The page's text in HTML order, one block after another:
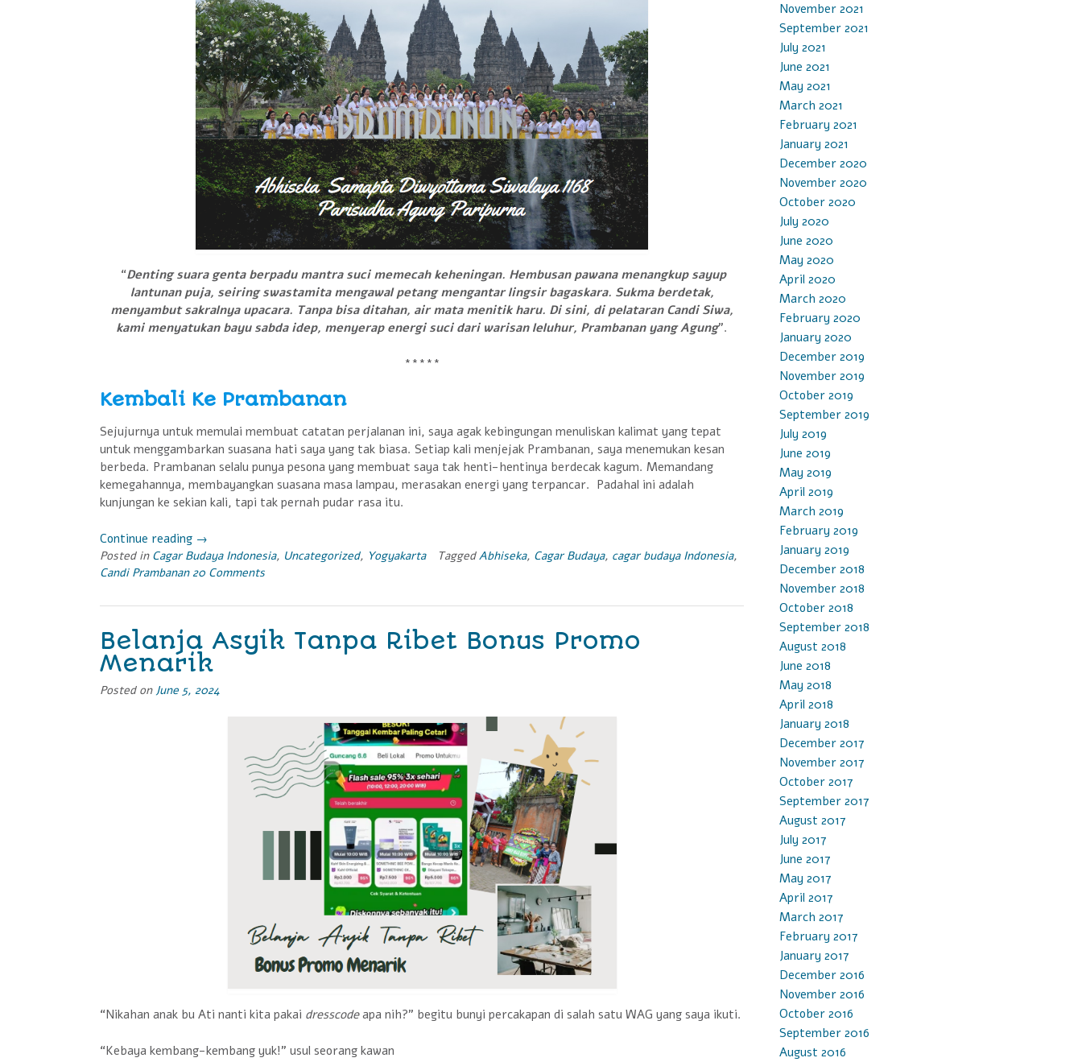
“Denting suara genta berpadu mantra suci memecah keheningan. Hembusan pawana menangkup sayup
lantunan puja, seiring swastamita mengawal petang mengantar lingsir bagaskara. Sukma berdetak,
menyambut sakralnya upacara. Tanpa bisa ditahan, air mata menitik haru. Di sini, di pelataran Candi Siwa,
kami menyatukan bayu sabda idep, menyerap energi suci dari warisan leluhur, Prambanan yang Agung”.
*****
Kembali Ke Prambanan
Sejujurnya untuk memulai membuat catatan perjalanan ini, saya agak kebingungan menuliskan kalimat yang tepat
untuk menggambarkan suasana hati saya yang tak biasa. Setiap kali menjejak Prambanan, saya menemukan kesan
berbeda. Prambanan selalu punya pesona yang membuat saya tak henti-hentinya berdecak kagum. Memandang
kemegahannya, membayangkan suasana masa lampau, merasakan energi yang terpancar. Padahal ini adalah
kunjungan ke sekian kali, tapi tak pernah pudar rasa itu.
Continue reading “Abhiseka
Samapta
Diwyottama
1168
Parisudha
Agung
Candi
→
Posted in Cagar Budaya Indonesia, Uncategorized, Yogyakarta TaggedAbhiseka, Cagar Budaya, cagar budaya Indonesia,
Candi Prambanan 20 Comments
Belanja Asyik Tanpa Ribet Bonus Promo
Menarik
Posted on June 5, 2024
“Nikahan anak bu Ati nanti kita pakai dresscodeapa nih?” begitu bunyi percakapan di salah satu WAG yang saya ikuti.
“Kebaya kembang-kembang yuk!” usul seorang kawan
November 2021
September 2021
July 2021
June 2021
May 2021
March 2021
February 2021
January 2021
December 2020
November 2020
October 2020
July 2020
June 2020
May 2020
April 2020
March 2020
February 2020
January 2020
December 2019
November 2019
October 2019
September 2019
July 2019
June 2019
May 2019
April 2019
March 2019
February 2019
January 2019
December 2018
November 2018
October 2018
September 2018
August 2018
June 2018
May 2018
April 2018
January 2018
December 2017
November 2017
October 2017
September 2017
August 2017
July 2017
June 2017
May 2017
April 2017
March 2017
February 2017
January 2017
December 2016
November 2016
October 2016
September 2016
August 2016